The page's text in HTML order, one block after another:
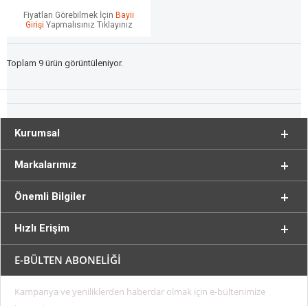
Fiyatları Görebilmek İçin Bayii
Girişi Yapmalısınız Tıklayınız
Toplam 9 ürün görüntüleniyor.
Kurumsal
Markalarımız
Önemli Bilgiler
Hızlı Erişim
E-BÜLTEN ABONELİĞİ
Kampanya ve yeniliklerden haberdar olmak için e-bültenimize